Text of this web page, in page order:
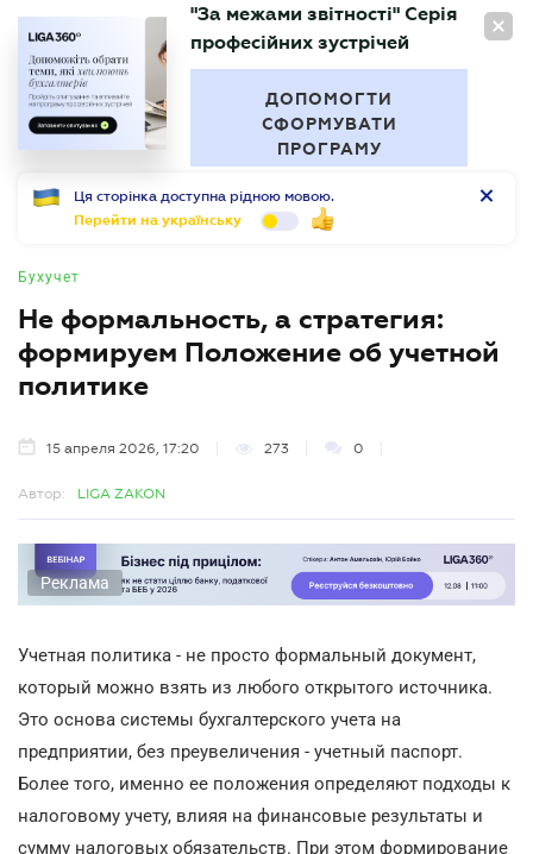
RU
БУХГАЛТЕР
"За межами звітності" Серія
професійних зустрічей
ДОПОМОГТИ
СФОРМУВАТИ
ПРОГРАМУ
Ця сторінка доступна рідною мовою.
Перейти на українську
Бухучет
Не формальность, а стратегия:
формируем Положение об учетной
политике
15 апреля 2026, 17:20 273 0
Автор: LIGA ZAKON
Реклама
Учетная политика - не просто формальный документ,
который можно взять из любого открытого источника.
Это основа системы бухгалтерского учета на
предприятии, без преувеличения - учетный паспорт.
Более того, именно ее положения определяют подходы к
налоговому учету, влияя на финансовые результаты и
сумму налоговых обязательств. При этом формирование